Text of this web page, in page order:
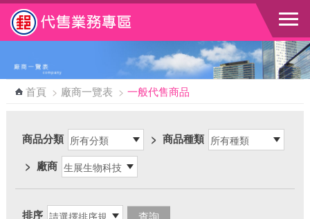
跳到主要內容區塊
首頁 > 廠商一覽表 > 一般代售商品
商品分類 > 商品種類
> 廠商
排序